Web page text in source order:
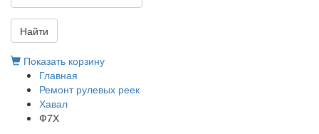
Найти
Показать корзину
Главная
Ремонт рулевых реек
Хавал
Ф7Х